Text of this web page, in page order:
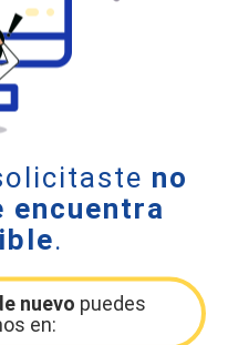
no
encuentra
.
nuevo puedes
en: